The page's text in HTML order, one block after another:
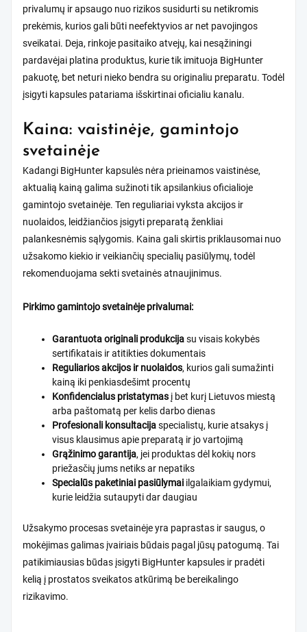
privalumų ir apsaugo nuo rizikos susidurti su netikromis
prekėmis, kurios gali būti neefektyvios ar net pavojingos
sveikatai. Deja, rinkoje pasitaiko atvejų, kai nesąžiningi
pardavėjai platina produktus, kurie tik imituoja BigHunter
pakuotę, bet neturi nieko bendra su originaliu preparatu. Todėl
įsigyti kapsules patariama išskirtinai oficialiu kanalu.
Kaina: vaistinėje, gamintojo
svetainėje
Kadangi BigHunter kapsulės nėra prieinamos vaistinėse,
aktualią kainą galima sužinoti tik apsilankius oficialioje
gamintojo svetainėje. Ten reguliariai vyksta akcijos ir
nuolaidos, leidžiančios įsigyti preparatą ženkliai
palankesnėmis sąlygomis. Kaina gali skirtis priklausomai nuo
užsakomo kiekio ir veikiančių specialių pasiūlymų, todėl
rekomenduojama sekti svetainės atnaujinimus.
Pirkimo gamintojo svetainėje privalumai:
Garantuota originali produkcijasu visais kokybės
sertifikatais ir atitikties dokumentais
Reguliarios akcijos ir nuolaidos, kurios gali sumažinti
kainą iki penkiasdešimt procentų
Konfidencialus pristatymas į bet kurį Lietuvos miestą
arba paštomatą per kelis darbo dienas
Profesionali konsultacijaspecialistų, kurie atsakys į
visus klausimus apie preparatą ir jo vartojimą
Grąžinimo garantija, jei produktas dėl kokių nors
priežasčių jums netiks ar nepatiks
Specialūs paketiniai pasiūlymai ilgalaikiam gydymui,
kurie leidžia sutaupyti dar daugiau
Užsakymo procesas svetainėje yra paprastas ir saugus, o
mokėjimas galimas įvairiais būdais pagal jūsų patogumą. Tai
patikimiausias būdas įsigyti BigHunter kapsules ir pradėti
kelią į prostatos sveikatos atkūrimą be bereikalingo
rizikavimo.